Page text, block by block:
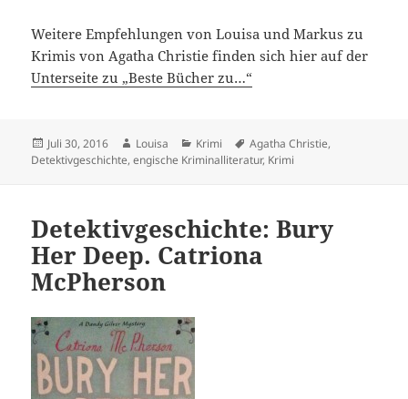
Weitere Empfehlungen von Louisa und Markus zu
Krimis von Agatha Christie finden sich hier auf der
Unterseite zu „Beste Bücher zu…“
Veröffentlicht
am
Juli 30, 2016 Autor
Louisa Kategorien
Krimi Schlagwörter
Agatha Christie,
Detektivgeschichte,engische Kriminalliteratur, Krimi
Detektivgeschichte: Bury
Her Deep. Catriona
McPherson